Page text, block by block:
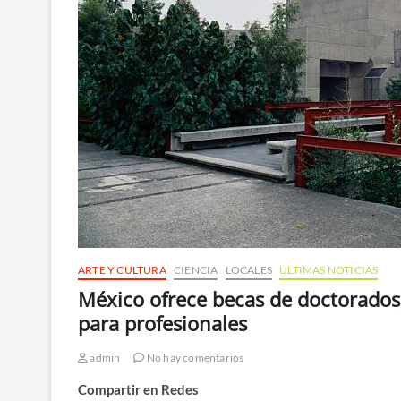
ARTE Y CULTURA CIENCIA LOCALES ULTIMAS NOTICIAS
México ofrece becas de
para profesionales
admin No hay comentarios
Compartir en Redes